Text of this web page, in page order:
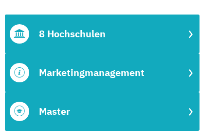
Master
Marketingmanagement
8 Hochschulen